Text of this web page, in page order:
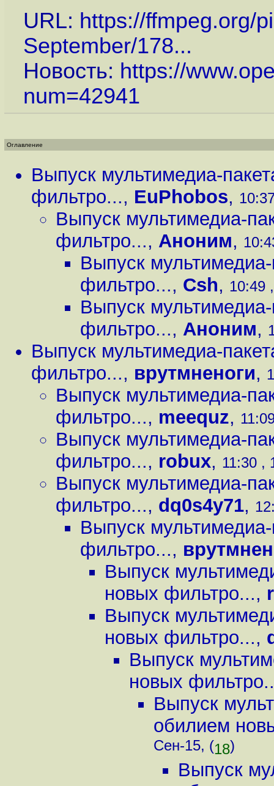
URL: https://ffmpeg.org/
September/178...
Новость: https://
num=42941
Оглавление
Выпуск мультимедиа-
фильтро..., EuPhobos,
Выпуск мультимедиа-
фильтро..., Аноним,
Выпуск
фильтро..., Csh, 10:49
Выпуск
фильтро..., Аноним,
Выпуск мультимедиа-
фильтро..., врутмненоги,
Выпуск мультимедиа-
фильтро..., meequz,
Выпуск мультимедиа-
фильтро..., robux, 11:30 ,
Выпуск мультимедиа-
фильтро..., dq0s4y71,
Выпуск
фильтро...,
Выпуск
новых фильтро...,
Выпуск
новых фильтро...,
Выпуск
новых
Выпуск
обилием
Сен-15, (18)
Выпуск